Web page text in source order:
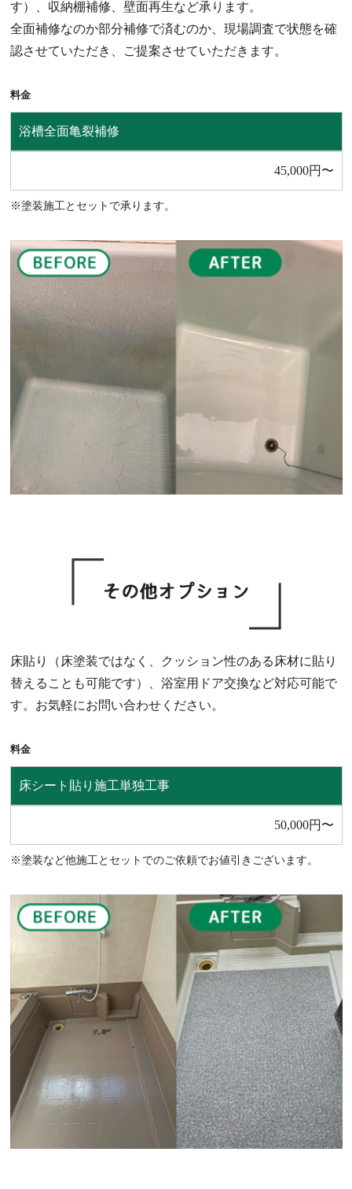
す）、収納棚補修、壁面再生など承ります。
全面補修なのか部分補修で済むのか、現場調査で状態を確
認させていただき、ご提案させていただきます。
料⾦
浴槽全⾯⻲裂補修
45,000円〜
※塗装施⼯とセットで承ります。
床貼り（床塗装ではなく、クッション性のある床材に貼り
替えることも可能です）、浴室用ドア交換など対応可能で
す。お気軽にお問い合わせください。
料⾦
床シート貼り施⼯単独⼯事
50,000円〜
※塗装など他施⼯とセットでのご依頼でお値引きございます。